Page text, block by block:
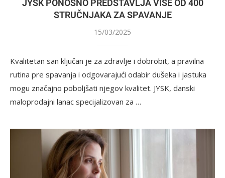
JYSK PONOSNO PREDSTAVLJA VIŠE OD 400
STRUČNJAKA ZA SPAVANJE
15/03/2025
Kvalitetan san ključan je za zdravlje i dobrobit, a pravilna
rutina pre spavanja i odgovarajući odabir dušeka i jastuka
mogu značajno poboljšati njegov kvalitet. JYSK, danski
maloprodajni lanac specijalizovan za …